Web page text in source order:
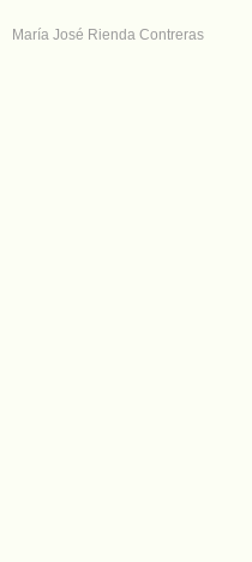
María José Rienda Contreras